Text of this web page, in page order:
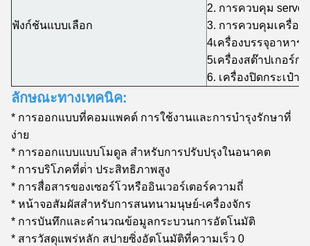
ฟังก์ชันแบบเลือก
2. การควบคุม servo
3. การควบคุมเครื่อ
4เครื่องบรรจุอาหาร
5เครื่องสต๊าปเกอร์ก
6. เครื่องปิดกระเป๋า
ลักษณะทางเทคนิค:
* การออกแบบที่คอมแพคต์ การใช้งานและการบํารุงรักษาที่
ง่าย
* การออกแบบแบบโมดูล สําหรับการปรับปรุงในอนาคต
* การบริโภคที่ต่ํา ประสิทธิภาพสูง
* การสื่อสารของเซอร์โวหรืออินเวอร์เตอร์ความถี่
* หน้าจอสัมผัสสําหรับการสนทนามนุษย์-เครื่องจักร
* การบันทึกและคํานวณข้อมูลกระบวนการอัตโนมัติ
* สารวัสดุแพร่หลัก สปายซิ่งอัตโนมัติที่ความเร็ว 0